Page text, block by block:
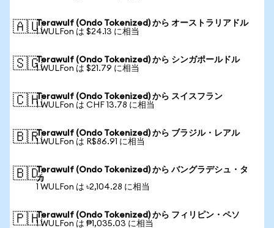
🇦🇺Terawulf (Ondo Tokenized) から オーストラリアドル
1 WULFon は $24.13 に相当
🇸🇬Terawulf (Ondo Tokenized) から シンガポールドル
1 WULFon は $21.79 に相当
🇨🇭Terawulf (Ondo Tokenized) から スイスフラン
1 WULFon は CHF 13.78 に相当
🇧🇷Terawulf (Ondo Tokenized) から ブラジル・レアル
1 WULFon は R$86.91 に相当
🇧🇩Terawulf (Ondo Tokenized) から バングラデシュ・タ
カ
1 WULFon は ৳2,104.28 に相当
🇵🇭Terawulf (Ondo Tokenized) から フィリピン・ペソ
1 WULFon は ₱1,035.03 に相当